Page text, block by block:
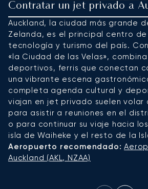
Contratar un jet privado a
Auckland, la ciudad más grande
Zelanda, es el principal centro
tecnología y turismo del país.
«la Ciudad de las Velas»,
deportivos, ferris que conectan
una vibrante escena
completa agenda cultural y
viajan en jet privado suelen volar
para asistir a reuniones en el
o para continuar su viaje hacia
isla de Waiheke y el resto de la
Aeropuerto recomendado:
Auckland (AKL, NZAA)